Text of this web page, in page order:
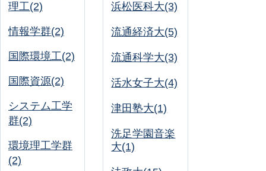
理工(2)
情報学群(2)
国際環境工(2)
国際資源(2)
システム工学
群(2)
環境理工学群
(2)
浜松医科大(3)
流通経済大(5)
流通科学大(3)
活水女子大(4)
津田塾大(1)
洗足学園音楽
大(1)